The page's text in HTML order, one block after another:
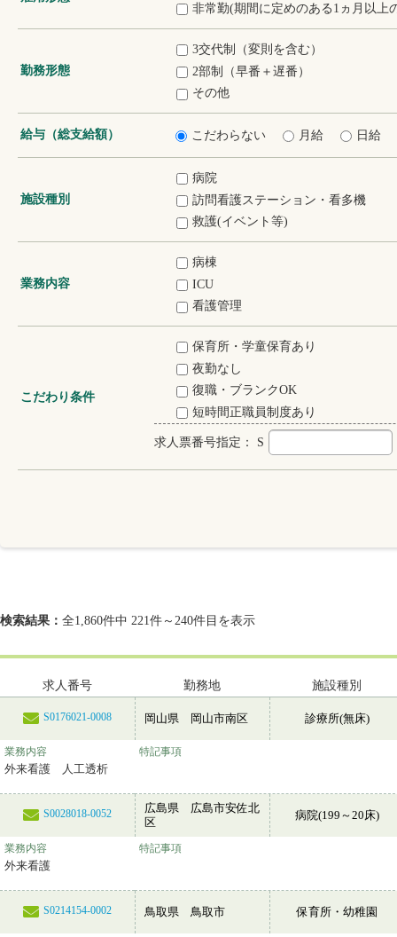
非常勤(期間に定めのある1ヵ月以上
勤務形態
3交代制（変則を含む）
2部制（早番＋遅番）
その他
給与（総支給額） こだわらない 月給 日給
施設種別
病院
訪問看護ステーション・看多機
救護(イベント等)
業務内容
病棟
ICU
看護管理
こだわり条件
保育所・学童保育あり
夜勤なし
復職・ブランクOK
短時間正職員制度あり
求人票番号指定： S
検索結果： 全1,860件中 221件～240件目を表示
求人番号 勤務地 施設種別
S0176021-0008 岡山県 岡山市南区 診療所(無床)
業務内容
外来看護 人工透析
特記事項
S0028018-0052
広島県 広島市安佐北
区
病院(199～20床)
業務内容
外来看護
特記事項
S0214154-0002 鳥取県 鳥取市 保育所・幼稚園